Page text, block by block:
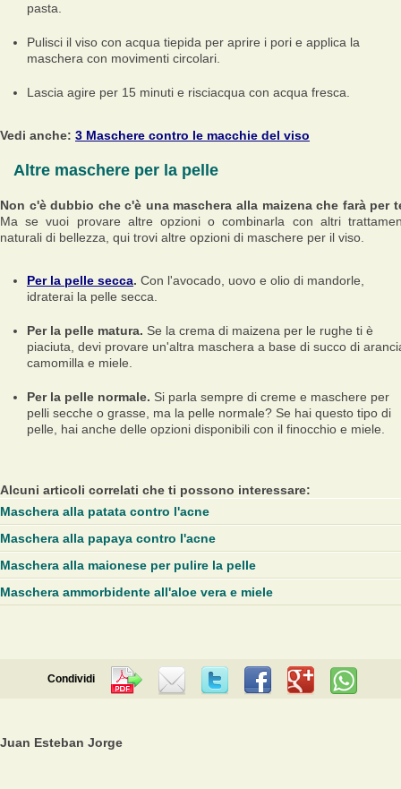
pasta.
Pulisci il viso con acqua tiepida per aprire i pori e applica la
maschera con movimenti circolari.
Lascia agire per 15 minuti e risciacqua con acqua fresca.
Vedi anche: 3 Maschere contro le macchie del viso
Altre maschere per la pelle
Non c'è dubbio che c'è una maschera alla maizena che farà per
Ma se vuoi provare altre opzioni o combinarla con altri
naturali di bellezza, qui trovi altre opzioni di maschere per il viso.
Per la pelle secca. Con l'avocado, uovo e olio di mandorle,
idraterai la pelle secca.
Per la pelle matura. Se la crema di maizena per le rughe ti è
piaciuta, devi provare un'altra maschera a base di succo di
camomilla e miele.
Per la pelle normale. Si parla sempre di creme e maschere per
pelli secche o grasse, ma la pelle normale? Se hai questo tipo di
pelle, hai anche delle opzioni disponibili con il finocchio e miele.
Alcuni articoli correlati che ti possono interessare:
Maschera alla patata contro l'acne
Maschera alla papaya contro l'acne
Maschera alla maionese per pulire la pelle
Maschera ammorbidente all'aloe vera e miele
Condividi
Juan Esteban Jorge